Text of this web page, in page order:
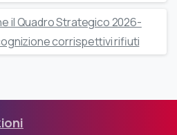
il Quadro Strategico 2026-
corrispettivi rifiuti